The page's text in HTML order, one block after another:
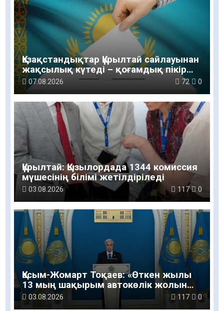
Қазақстандықтар Құрылтай сайлауынан
жақсылық күтеді – қоғамдық пікір
зерттеуі
07.08.2026 72 0
Құрылтай: Қызылордада 1344 комиссия
мүшесінің білімі жетілдіріледі
03.08.2026 117 0
Қасым-Жомарт Тоқаев: «Өткен жылы
13 мың шақырым автокөлік жолын
салу және жөндеу жұмысы
03.08.2026 117 0